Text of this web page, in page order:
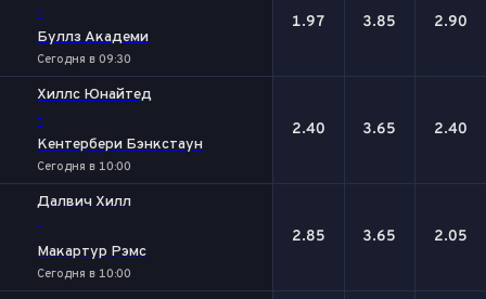
-
Буллз Академи
Сегодня в 09:30
1.97 3.85 2.90
Хиллс Юнайтед
-
Кентербери Бэнкстаун
Сегодня в 10:00
2.40 3.65 2.40
Далвич Хилл
-
Макартур Рэмс
Сегодня в 10:00
2.85 3.65 2.05